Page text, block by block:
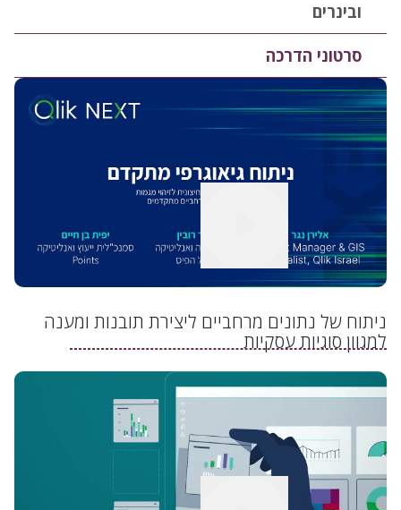
ובינרים
סרטוני הדרכה
לצפייה בסרטון
ניתוח של נתונים מרחביים ליצירת תובנות ומענה
למגוון סוגיות עסקיות
לצפייה בסרטון